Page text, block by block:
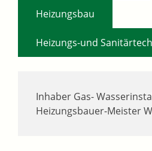
Inhaber Gas-
Heizungsbauer-Meister
Heizungsbau
Heizungs-und